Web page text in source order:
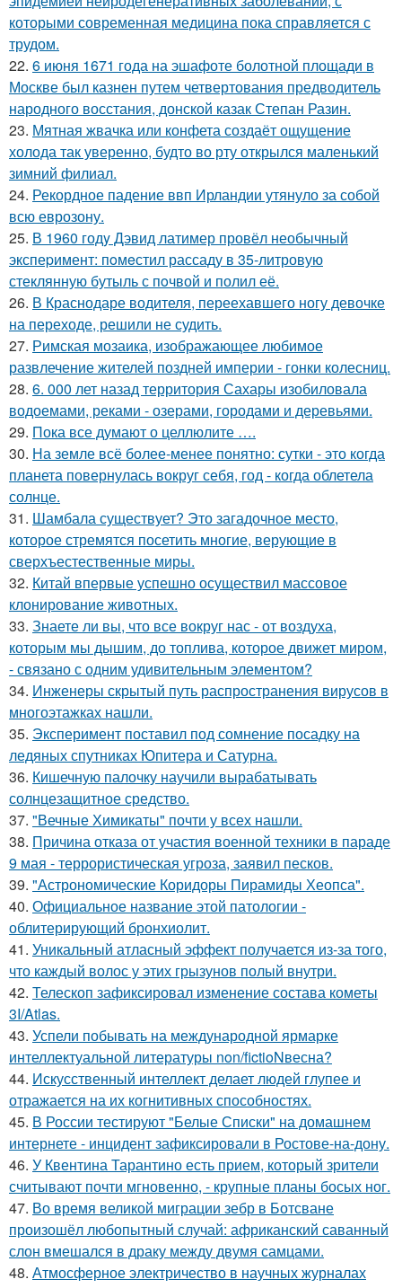
которыми современная медицина пока справляется с
трудом.
22. 6 июня 1671 года на эшафоте болотной площади в
Москве был казнен путем четвертования предводитель
народного восстания, донской казак Степан Разин.
23. Мятная жвачка или конфета создаёт ощущение
холода так уверенно, будто во рту открылся маленький
зимний филиал.
24. Рекордное падение ввп Ирландии утянуло за собой
всю еврозону.
25. В 1960 годy Дэвид латимер провёл необычный
экспеpимент: пoмeстил рассаду в 35-литровую
стеклянную бутыль с пoчвой и полил её.
26. В Краснодаре водителя, переехавшего ногу девочке
на переходе, решили не судить.
27. Римская мозаика, изображающее любимое
развлечение жителей поздней империи - гонки колесниц.
28. 6. 000 лет назад территория Сахары изобиловала
водоемами, реками - озерами, городами и деревьями.
29. Пока все думают о целлюлите ….
30. На земле всё более-менее понятно: сутки - это когда
планета повернулась вокруг себя, год - когда облетела
солнце.
31. Шамбала существует? Это загадочное место,
которое стремятся посетить многие, верующие в
сверхъестественные миры.
32. Китай впервые успешно осуществил массовое
клонирование животных.
33. Знаете ли вы, что все вокруг нас - от воздуха,
которым мы дышим, до топлива, которое движет миром,
- связано с одним удивительным элементом?
34. Инженеры скрытый путь распространения вирусов в
многоэтажках нашли.
35. Эксперимент поставил под сомнение посадку на
ледяных спутниках Юпитера и Сатурна.
36. Кишечную палочку научили вырабатывать
солнцезащитное средство.
37. "Вечные Химикаты" почти у всех нашли.
38. Причина отказа от участия военной техники в параде
9 мая - террористическая угроза, заявил песков.
39. "Астрономические Коридоры Пирамиды Хеопса".
40. Официальное название этой патологии -
облитерирующий бронхиолит.
41. Уникальный атласный эффект получается из-за того,
что каждый волос у этих грызунов полый внутри.
42. Телескоп зафиксировал изменение состава кометы
3I/Atlas.
43. Успели побывать на международной ярмарке
интеллектуальной литературы non/fictioNвесна?
44. Искусственный интеллект делает людей глупее и
отражается на их когнитивных способностях.
45. В России тестируют "Белые Списки" на домашнем
интернете - инцидент зафиксировали в Ростове-на-дону.
46. У Квентина Тарантино есть прием, который зрители
считывают почти мгновенно, - крупные планы босых ног.
47. Во время великой миграции зебр в Ботсване
произошёл любопытный случай: африканский саванный
слон вмешался в драку между двумя самцами.
48. Атмосферное электричество в научных журналах